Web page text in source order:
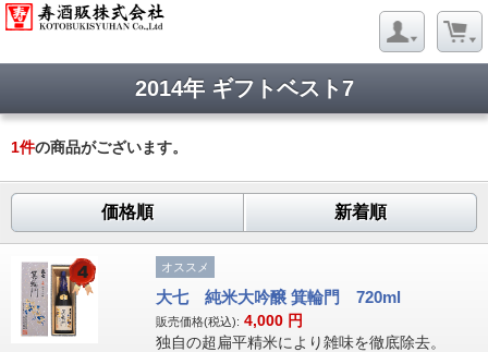
2014年 ギフトベスト7
1件の商品がございます。
価格順 新着順
オススメ
大七 純米大吟醸 箕輪門 720ml
販売価格(税込): 4,000 円
独自の超扁平精米により雑味を徹底除去。